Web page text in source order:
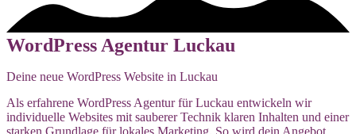
WordPress Agentur Luckau
Deine neue WordPress Website in Luckau
Als erfahrene WordPress Agentur für Luckau entwickeln wir
individuelle Websites mit sauberer Technik klaren Inhalten und einer
starken Grundlage für lokales Marketing. So wird dein Angebot